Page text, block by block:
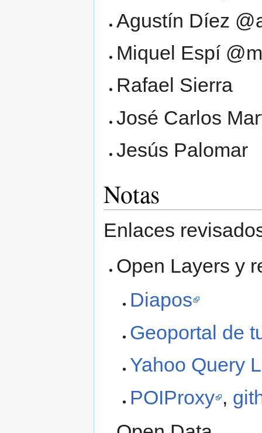
Agustín Díez
Miquel Espí
Rafael Sierra
José Carlos
Jesús Palomar
Notas
Enlaces
Open Layers y
Diapos
Geoportal de
Yahoo Query
POIProxy ,